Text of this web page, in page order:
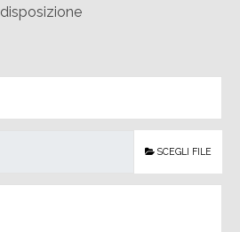
disposizione
SCEGLI FILE